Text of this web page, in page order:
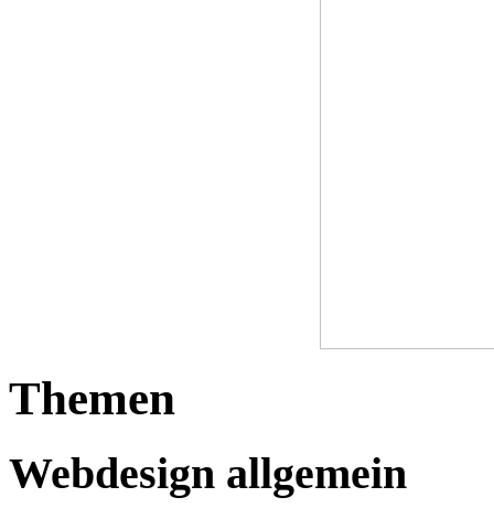
Themen
Webdesign allgemein